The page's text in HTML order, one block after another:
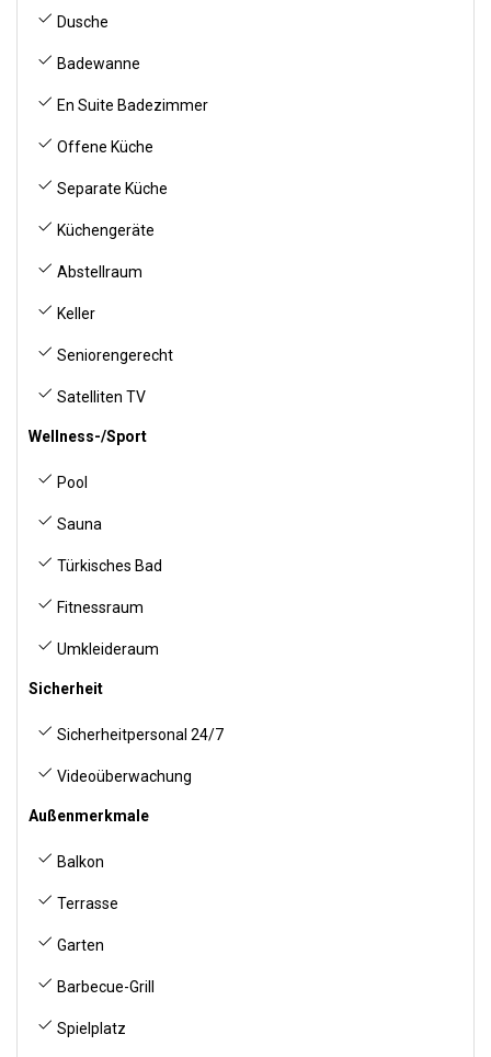
Dusche
Badewanne
En Suite Badezimmer
Offene Küche
Separate Küche
Küchengeräte
Abstellraum
Keller
Seniorengerecht
Satelliten TV
Wellness-/Sport
Pool
Sauna
Türkisches Bad
Fitnessraum
Umkleideraum
Sicherheit
Sicherheitpersonal 24/7
Videoüberwachung
Außenmerkmale
Balkon
Terrasse
Garten
Barbecue-Grill
Spielplatz